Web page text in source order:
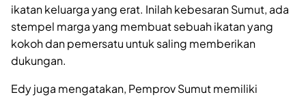
ikatan keluarga yang erat. Inilah kebesaran Sumut, ada
stempel marga yang membuat sebuah ikatan yang
kokoh dan pemersatu untuk saling memberikan
dukungan.
Edy juga mengatakan, Pemprov Sumut memiliki